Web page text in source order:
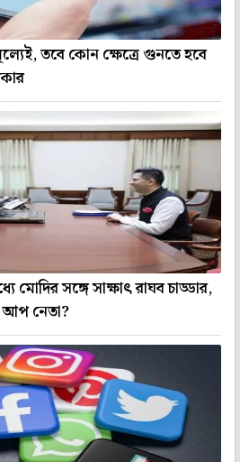
তবে কোন ক্ষেত্রে গুনতে হবে
মোদির সঙ্গে সাক্ষাৎ রাঘব চাড্ডার,
আপ নেতা?